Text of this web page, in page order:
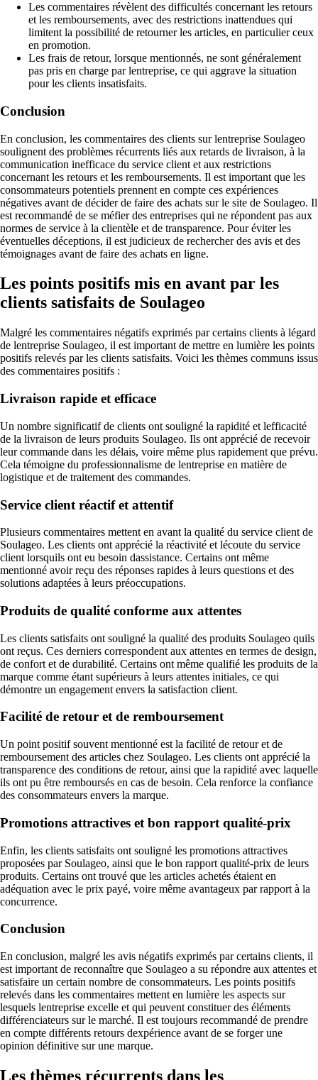
Les commentaires révèlent des difficultés concernant les retours
et les remboursements, avec des restrictions inattendues qui
limitent la possibilité de retourner les articles, en particulier ceux
en promotion.
Les frais de retour, lorsque mentionnés, ne sont généralement
pas pris en charge par lentreprise, ce qui aggrave la situation
pour les clients insatisfaits.
Conclusion
En conclusion, les commentaires des clients sur lentreprise Soulageo
soulignent des problèmes récurrents liés aux retards de livraison, à la
communication inefficace du service client et aux restrictions
concernant les retours et les remboursements. Il est important que les
consommateurs potentiels prennent en compte ces expériences
négatives avant de décider de faire des achats sur le site de Soulageo. Il
est recommandé de se méfier des entreprises qui ne répondent pas aux
normes de service à la clientèle et de transparence. Pour éviter les
éventuelles déceptions, il est judicieux de rechercher des avis et des
témoignages avant de faire des achats en ligne.
Les points positifs mis en avant par les
clients satisfaits de Soulageo
Malgré les commentaires négatifs exprimés par certains clients à légard
de lentreprise Soulageo, il est important de mettre en lumière les points
positifs relevés par les clients satisfaits. Voici les thèmes communs issus
des commentaires positifs :
Livraison rapide et efficace
Un nombre significatif de clients ont souligné la rapidité et lefficacité
de la livraison de leurs produits Soulageo. Ils ont apprécié de recevoir
leur commande dans les délais, voire même plus rapidement que prévu.
Cela témoigne du professionnalisme de lentreprise en matière de
logistique et de traitement des commandes.
Service client réactif et attentif
Plusieurs commentaires mettent en avant la qualité du service client de
Soulageo. Les clients ont apprécié la réactivité et lécoute du service
client lorsquils ont eu besoin dassistance. Certains ont même
mentionné avoir reçu des réponses rapides à leurs questions et des
solutions adaptées à leurs préoccupations.
Produits de qualité conforme aux attentes
Les clients satisfaits ont souligné la qualité des produits Soulageo quils
ont reçus. Ces derniers correspondent aux attentes en termes de design,
de confort et de durabilité. Certains ont même qualifié les produits de la
marque comme étant supérieurs à leurs attentes initiales, ce qui
démontre un engagement envers la satisfaction client.
Facilité de retour et de remboursement
Un point positif souvent mentionné est la facilité de retour et de
remboursement des articles chez Soulageo. Les clients ont apprécié la
transparence des conditions de retour, ainsi que la rapidité avec laquelle
ils ont pu être remboursés en cas de besoin. Cela renforce la confiance
des consommateurs envers la marque.
Promotions attractives et bon rapport qualité-prix
Enfin, les clients satisfaits ont souligné les promotions attractives
proposées par Soulageo, ainsi que le bon rapport qualité-prix de leurs
produits. Certains ont trouvé que les articles achetés étaient en
adéquation avec le prix payé, voire même avantageux par rapport à la
concurrence.
Conclusion
En conclusion, malgré les avis négatifs exprimés par certains clients, il
est important de reconnaître que Soulageo a su répondre aux attentes et
satisfaire un certain nombre de consommateurs. Les points positifs
relevés dans les commentaires mettent en lumière les aspects sur
lesquels lentreprise excelle et qui peuvent constituer des éléments
différenciateurs sur le marché. Il est toujours recommandé de prendre
en compte différents retours dexpérience avant de se forger une
opinion définitive sur une marque.
Les thèmes récurrents dans les